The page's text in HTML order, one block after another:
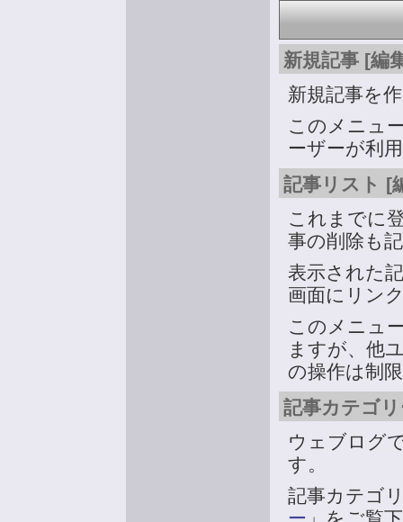
新規記事 [編
新規記事を
このメニュ
ーザーが利
記事リスト [
これまでに
事の削除も
表示された
画面にリン
このメニュ
ますが、他
の操作は制
記事カテゴ
ウェブログ
す。
記事カテゴ